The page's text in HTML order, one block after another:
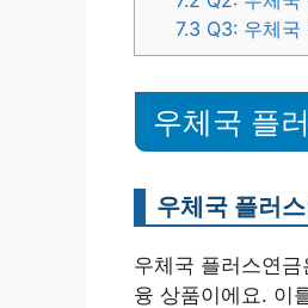
7.3 Q3: 우체국
우체국 플
우체국 플러
우체국 플러스연
융 상품이에요. 이